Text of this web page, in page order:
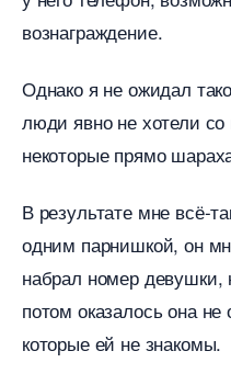
ознаграждение.
Однако я не ожидал
люди явно не хотели со
некоторые прямо
результате мне всё-
одним парнишкой, он
набрал номер девушки,
потом оказалось она
которые ей не знакомы.